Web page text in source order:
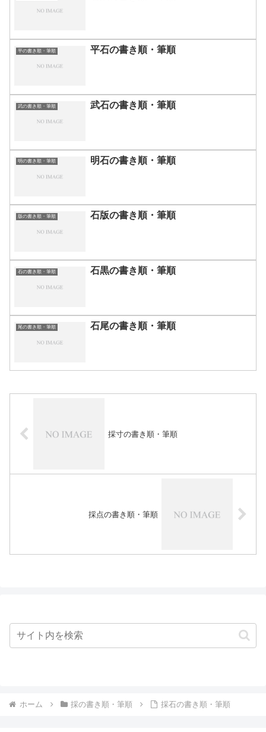
平の書き順・筆順 平石の書き順・筆順
武の書き順・筆順 武石の書き順・筆順
明の書き順・筆順 明石の書き順・筆順
版の書き順・筆順 石版の書き順・筆順
石の書き順・筆順 石黒の書き順・筆順
尾の書き順・筆順 石尾の書き順・筆順
採寸の書き順・筆順
採点の書き順・筆順
ホーム 採の書き順・筆順 採石の書き順・筆順